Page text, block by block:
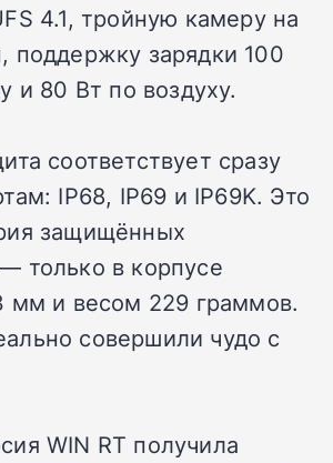
4.1, тройную камеру на
поддержку зарядки 100
и 80 Вт по воздуху.
соответствует сразу
IP68, IP69 и IP69K. Это
защищённых
только в корпусе
мм и весом 229 граммов.
совершили чудо с
WIN RT получила